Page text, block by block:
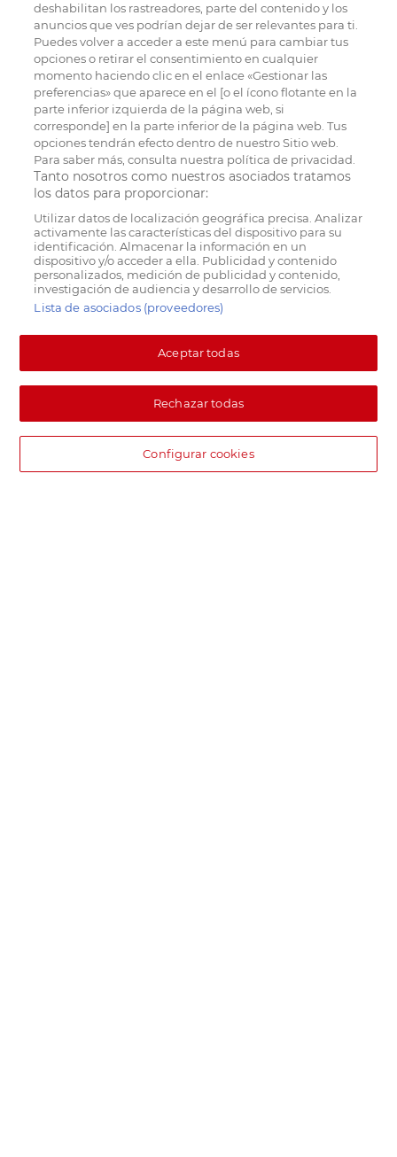
deshabilitan los rastreadores, parte del contenido y los
anuncios que ves podrían dejar de ser relevantes para ti.
Puedes volver a acceder a este menú para cambiar tus
opciones o retirar el consentimiento en cualquier
momento haciendo clic en el enlace «Gestionar las
preferencias» que aparece en el [o el ícono flotante en la
parte inferior izquierda de la página web, si
corresponde] en la parte inferior de la página web. Tus
opciones tendrán efecto dentro de nuestro Sitio web.
Para saber más, consulta nuestra política de privacidad.
Tanto nosotros como nuestros asociados tratamos
los datos para proporcionar:
Utilizar datos de localización geográfica precisa. Analizar
activamente las características del dispositivo para su
identificación. Almacenar la información en un
dispositivo y/o acceder a ella. Publicidad y contenido
personalizados, medición de publicidad y contenido,
investigación de audiencia y desarrollo de servicios.
Lista de asociados (proveedores)
Aceptar todas
Rechazar todas
Configurar cookies